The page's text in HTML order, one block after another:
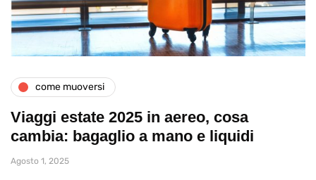
come muoversi
Viaggi estate 2025 in aereo, cosa
cambia: bagaglio a mano e liquidi
Agosto 1, 2025